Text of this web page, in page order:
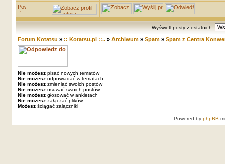
Wyświetl posty z ostatnich:
Forum Kotatsu » :: Kotatsu.pl ::..» Archiwum» Spam» Spam z Centra
Nie możeszpisać nowych tematów
Nie możeszodpowiadać w tematach
Nie możeszzmieniać swoich postów
Nie możeszusuwać swoich postów
Nie możeszgłosować w ankietach
Nie możeszzałączać plików
Możeszściągać załączniki
Powered by phpBB